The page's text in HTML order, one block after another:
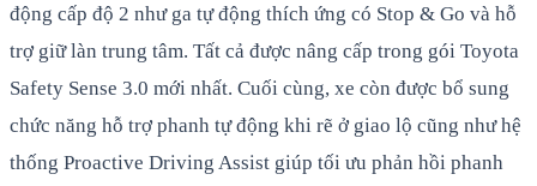
động cấp độ 2 như ga tự động thích ứng có Stop & Go và hỗ
trợ giữ làn trung tâm. Tất cả được nâng cấp trong gói Toyota
Safety Sense 3.0 mới nhất. Cuối cùng, xe còn được bổ sung
chức năng hỗ trợ phanh tự động khi rẽ ở giao lộ cũng như hệ
thống Proactive Driving Assist giúp tối ưu phản hồi phanh